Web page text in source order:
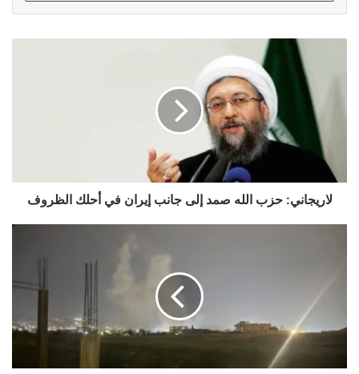
أحلك
الظروف
لاريجاني: حزب الله صمد إلى جانب إيران في أحلك الظروف
للفوسفور
الأبيض
لبنان